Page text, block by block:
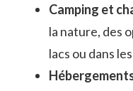
Camping et
la nature, des
lacs ou dans